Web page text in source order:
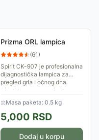
Prizma ORL lampica
(61)
Spirit CK-907 je profesionalna
dijagnostička lampica za
pregled grla i očnog dna.
Dizajnirana poput olovke
prekidača koji je...
⚖Masa paketa: 0.5 kg
5,000 RSD
Dodaj u korpu